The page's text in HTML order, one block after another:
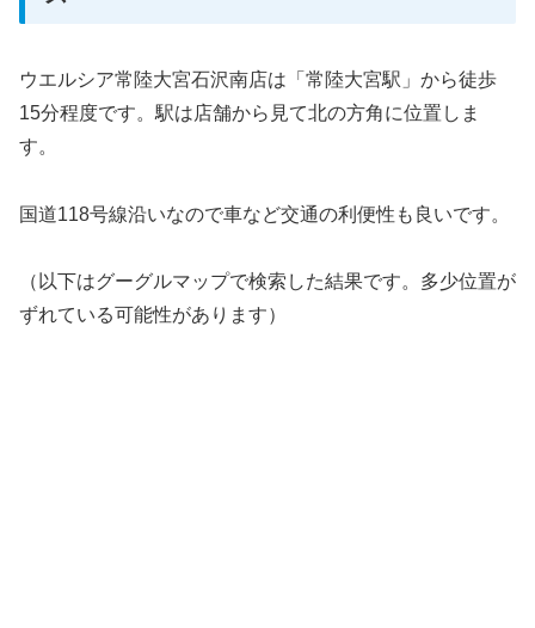
ウエルシア常陸大宮石沢南店は「常陸大宮駅」から徒歩
15分程度です。駅は店舗から見て北の方角に位置しま
す。
国道118号線沿いなので車など交通の利便性も良いです。
（以下はグーグルマップで検索した結果です。多少位置が
ずれている可能性があります）